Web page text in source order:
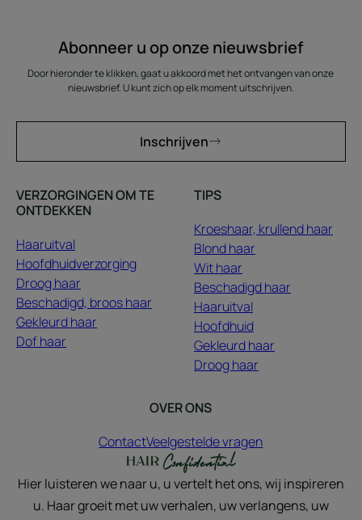
Abonneer u op onze nieuwsbrief
Door hieronder te klikken, gaat u akkoord met het ontvangen van onze
nieuwsbrief. U kunt zich op elk moment uitschrijven.
Inschrijven
VERZORGINGEN OM TE
ONTDEKKEN
Haaruitval
Hoofdhuidverzorging
Droog haar
Beschadigd, broos haar
Gekleurd haar
Dof haar
TIPS
Kroeshaar, krullend haar
Blond haar
Wit haar
Beschadigd haar
Haaruitval
Hoofdhuid
Gekleurd haar
Droog haar
OVER ONS
ContactVeelgestelde vragen
Hier luisteren we naar u, u vertelt het ons, wij inspireren
u. Haar groeit met uw verhalen, uw verlangens, uw